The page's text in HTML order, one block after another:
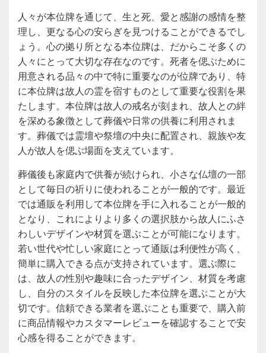
人々が本位牌を通じて、生と死、愛と感謝の感情を整
理し、更なる心の安らぎを見つけることができるでし
ょう。心の拠り所となる本位牌は、だからこそ多くの
人々にとって大切な存在なのです。死者を偲ぶために
用意される品々の中で特に重要なのが位牌であり、特
に本位牌は故人の霊を宿すものとして重要な役割を果
たします。本位牌は故人の戒名が刻まれ、故人との絆
を深める象徴として葬儀や日常の供養に利用されま
す。葬儀では霊壇や祭壇の中央に配置され、親族や友
人が故人を偲ぶ場面を支えています。
葬儀後も家庭内で供養が続けられ、小さな仏壇の一部
として毎日の祈りに使われることが一般的です。最近
では通販を利用して本位牌を手に入れることが一般的
となり、これによりより多くの選択肢から故人にふさ
わしいデザインや材質を選ぶことが可能になります。
若い世代や忙しい家庭にとって通販は利便性が高く、
簡単に購入できる点が支持されています。選ぶ際に
は、故人の性別や趣味に合ったデザイン、材質を考慮
し、自分のスタイルを反映した本位牌を選ぶことが大
切です。信頼できる業者を選ぶことも重要で、購入前
に商品情報やカスタマーレビューを確認することで安
心感を得ることができます。